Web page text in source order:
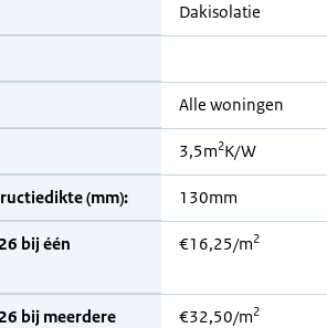
Dakisolatie
Alle woningen
3,5m2K/W
(mm): 130mm
bij één
€16,25/m2
bij meerdere
€32,50/m2